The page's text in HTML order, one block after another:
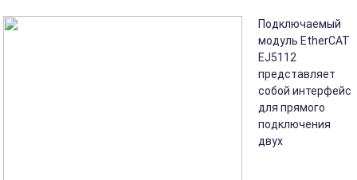
Подключаемый
модуль EtherCAT
EJ5112
представляет
собой интерфейс
для прямого
подключения
двух